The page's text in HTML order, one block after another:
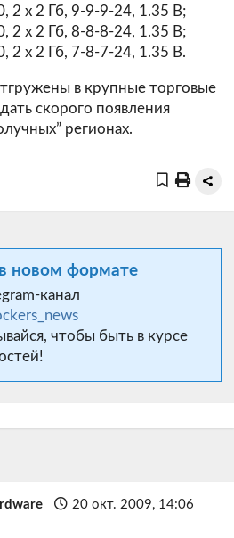
2 х 2 Гб, 9-9-9-24, 1.35 В;
2 х 2 Гб, 8-8-8-24, 1.35 В;
2 х 2 Гб, 7-8-7-24, 1.35 В.
в крупные торговые
скорого появления
регионах.
новом формате
канал
чтобы быть в курсе
20 окт. 2009, 14:06